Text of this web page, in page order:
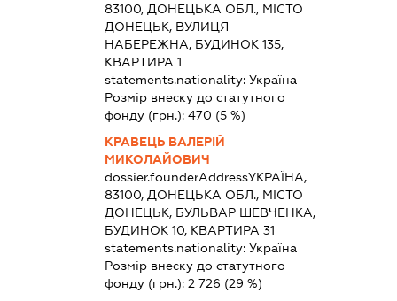
83100, ДОНЕЦЬКА ОБЛ., МІСТО
ДОНЕЦЬК, ВУЛИЦЯ
НАБЕРЕЖНА, БУДИНОК 135,
КВАРТИРА 1
statements.nationality: Україна
Розмір внеску до статутного
фонду (грн.): 470 (5 %)
КРАВЕЦЬ ВАЛЕРІЙ
МИКОЛАЙОВИЧ
dossier.founderAddressУКРАЇНА,
83100, ДОНЕЦЬКА ОБЛ., МІСТО
ДОНЕЦЬК, БУЛЬВАР ШЕВЧЕНКА,
БУДИНОК 10, КВАРТИРА 31
statements.nationality: Україна
Розмір внеску до статутного
фонду (грн.): 2 726 (29 %)